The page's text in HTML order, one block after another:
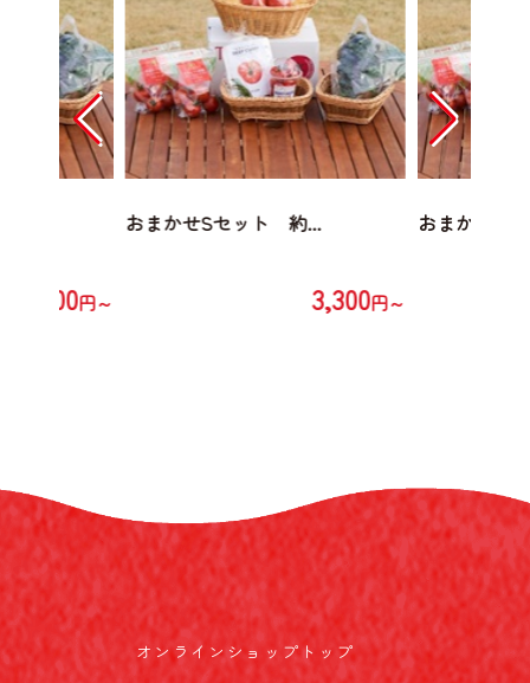
3,300円～
おまかせSセット 約...
3,300円～
おまかせS
オンラインショップトップ